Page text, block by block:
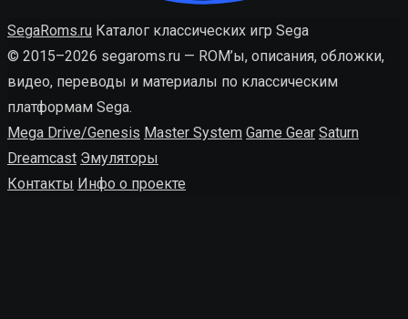
SegaRoms.ru Каталог классических игр Sega
© 2015–2026 segaroms.ru — ROM’ы, описания, обложки,
видео, переводы и материалы по классическим
платформам Sega.
Mega Drive/Genesis Master System Game Gear Saturn
Dreamcast Эмуляторы
Контакты Инфо о проекте